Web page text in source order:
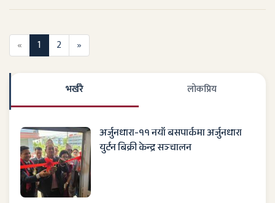
« 1 2 »
भर्खरै लाेकप्रिय
अर्जुनधारा-११ नयाँ बसपार्कमा अर्जुनधारा
युर्टन बिक्री केन्द्र सञ्चालन